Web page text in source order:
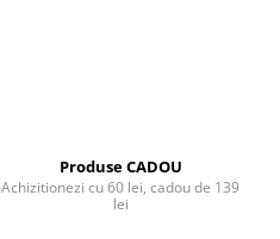
Produse CADOU
Achizitionezi cu 60 lei, cadou de 139
lei